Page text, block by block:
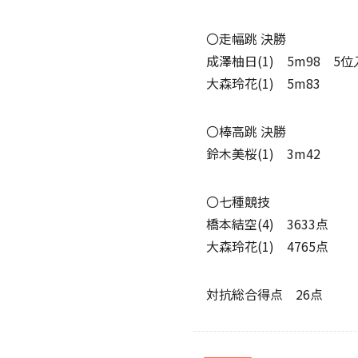
〇走幅跳 決勝
成澤柚日(1) 5m98 5位
大森玲花(1) 5m83
〇棒高跳 決勝
鈴木美桜(1) 3m42
〇七種競技
橋本結空(4) 3633点
大森玲花(1) 4765点
対抗総合得点 26点